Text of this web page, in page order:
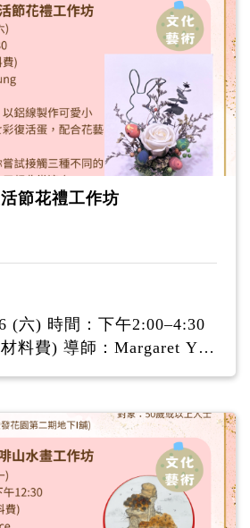
節花禮工作坊
(六) 時間：下午2:00‒4:30
料費) 導師：Margaret Yeu
一個工作坊可以給你嘗試接
工藝素材送禮、自用都非常